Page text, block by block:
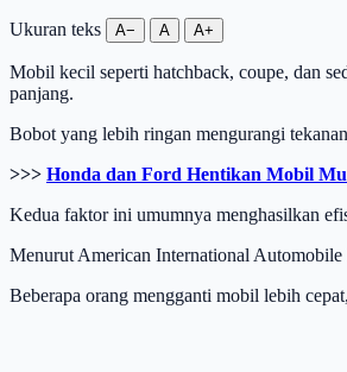
Ukuran teks A− A A+
Mobil kecil seperti hatchback, coupe, dan
panjang.
Bobot yang lebih ringan mengurangi
>>> Honda dan Ford Hentikan Mobil
Kedua faktor ini umumnya menghasilkan
Menurut American International
Beberapa orang mengganti mobil lebih